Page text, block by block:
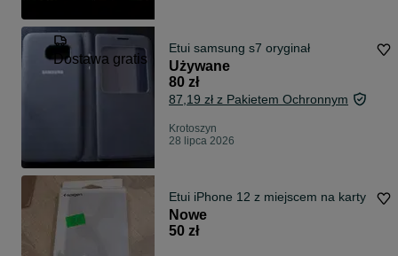
Dostawa gratis
Etui samsung s7 oryginał
Używane
80 zł
87,19 zł z Pakietem Ochronnym
Krotoszyn
28 lipca 2026
Etui iPhone 12 z miejscem na karty
Nowe
50 zł